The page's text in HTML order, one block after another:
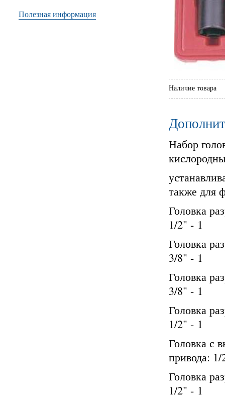
Полезная информация
Наличие товара
Набор
также для
Головка
1/2" - 1
Головка
3/8" - 1
Головка
3/8" - 1
Головка
1/2" - 1
Головка с
привода:
Головка
1/2" - 1